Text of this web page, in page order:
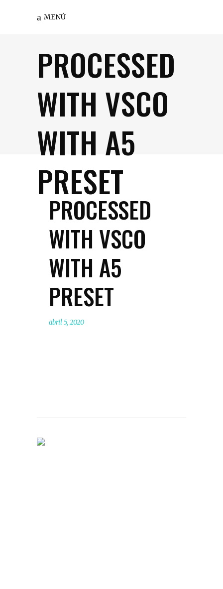
MENÚ
PROCESSED
WITH VSCO
WITH A5
PRESET
PROCESSED
WITH VSCO
WITH A5
PRESET
abril 5, 2020